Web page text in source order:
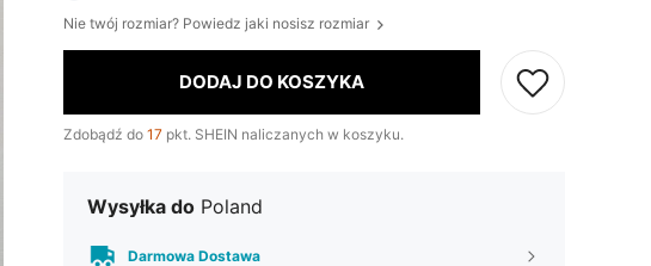
Nie twój rozmiar? Powiedz jaki nosisz rozmiar
DODAJ DO KOSZYKA
Zdobądź do 17 pkt. SHEIN naliczanych w koszyku.
Wysyłka do Poland
Darmowa Dostawa